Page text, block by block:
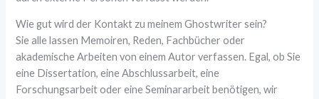
Wie gut wird der Kontakt zu meinem Ghostwriter sein?
Sie alle lassen Memoiren, Reden, Fachbücher oder
akademische Arbeiten von einem Autor verfassen. Egal, ob Sie
eine Dissertation, eine Abschlussarbeit, eine
Forschungsarbeit oder eine Seminararbeit benötigen, wir